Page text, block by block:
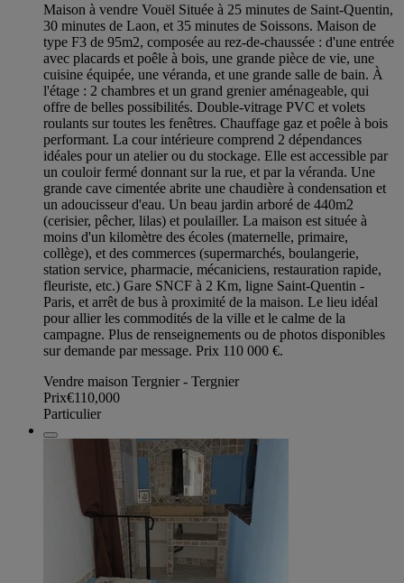
Maison à vendre Vouël Située à 25 minutes de Saint-Quentin,
30 minutes de Laon, et 35 minutes de Soissons. Maison de
type F3 de 95m2, composée au rez-de-chaussée : d'une entrée
avec placards et poêle à bois, une grande pièce de vie, une
cuisine équipée, une véranda, et une grande salle de bain. À
l'étage : 2 chambres et un grand grenier aménageable, qui
offre de belles possibilités. Double-vitrage PVC et volets
roulants sur toutes les fenêtres. Chauffage gaz et poêle à bois
performant. La cour intérieure comprend 2 dépendances
idéales pour un atelier ou du stockage. Elle est accessible par
un couloir fermé donnant sur la rue, et par la véranda. Une
grande cave cimentée abrite une chaudière à condensation et
un adoucisseur d'eau. Un beau jardin arboré de 440m2
(cerisier, pêcher, lilas) et poulailler. La maison est située à
moins d'un kilomètre des écoles (maternelle, primaire,
collège), et des commerces (supermarchés, boulangerie,
station service, pharmacie, mécaniciens, restauration rapide,
fleuriste, etc.) Gare SNCF à 2 Km, ligne Saint-Quentin -
Paris, et arrêt de bus à proximité de la maison. Le lieu idéal
pour allier les commodités de la ville et le calme de la
campagne. Plus de renseignements ou de photos disponibles
sur demande par message. Prix 110 000 €.
Vendre maison Tergnier - Tergnier
Prix€110,000
Particulier